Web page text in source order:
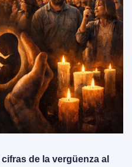
cifras de la vergüenza al